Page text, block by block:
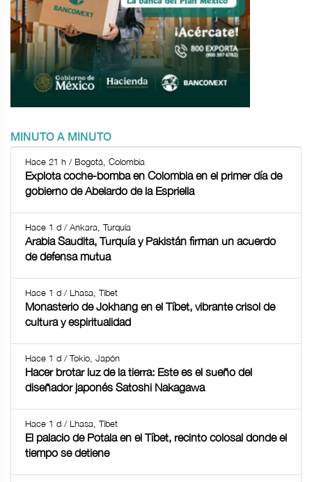
MINUTO A MINUTO
Hace 21 h / Bogotá, Colombia
Explota coche-bomba en Colombia en el primer día de
gobierno de Abelardo de la Espriella
Hace 1 d / Ankara, Turquía
Arabia Saudita, Turquía y Pakistán firman un acuerdo
de defensa mutua
Hace 1 d / Lhasa, Tíbet
Monasterio de Jokhang en el Tíbet, vibrante crisol de
cultura y espiritualidad
Hace 1 d / Tokio, Japón
Hacer brotar luz de la tierra: Este es el sueño del
diseñador japonés Satoshi Nakagawa
Hace 1 d / Lhasa, Tíbet
El palacio de Potala en el Tíbet, recinto colosal donde el
tiempo se detiene